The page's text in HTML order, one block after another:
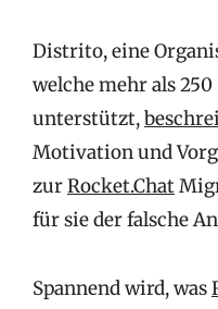
Distrito, eine
welche mehr als
unterstützt,
Motivation und
zurRocket.Chat
für sie der falsche
Spannend wird, was